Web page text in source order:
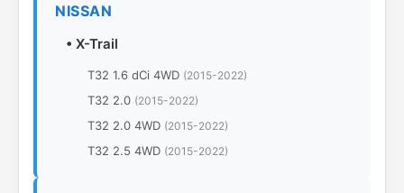
NISSAN
• X-Trail
T32 1.6 dCi 4WD (2015-2022)
T32 2.0 (2015-2022)
T32 2.0 4WD (2015-2022)
T32 2.5 4WD (2015-2022)